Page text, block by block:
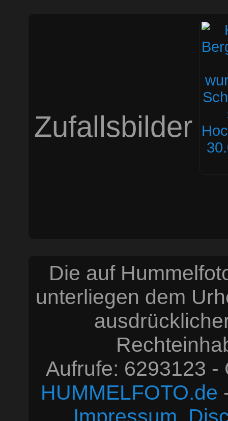
Zufallsbilder
Die auf
unterliegen dem
Aufrufe: 6293123
HUMMELFOTO.de